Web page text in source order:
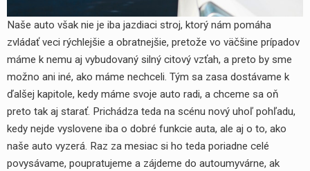
Naše auto však nie je iba jazdiaci stroj, ktorý nám pomáha
zvládať veci rýchlejšie a obratnejšie, pretože vo väčšine prípadov
máme k nemu aj vybudovaný silný citový vzťah, a preto by sme
možno ani iné, ako máme nechceli. Tým sa zasa dostávame k
ďalšej kapitole, kedy máme svoje auto radi, a chceme sa oň
preto tak aj starať. Prichádza teda na scénu nový uhoľ pohľadu,
kedy nejde vyslovene iba o dobré funkcie auta, ale aj o to, ako
naše auto vyzerá. Raz za mesiac si ho teda poriadne celé
povysávame, poupratujeme a zájdeme do autoumyvárne, ak